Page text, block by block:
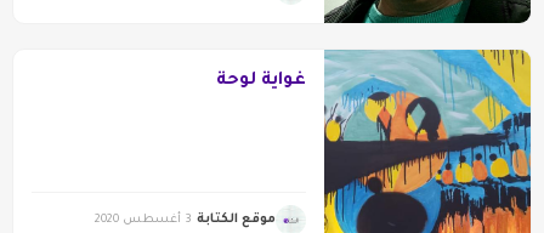
غواية لوحة
موقع الكتابة 3 أغسطس 2020